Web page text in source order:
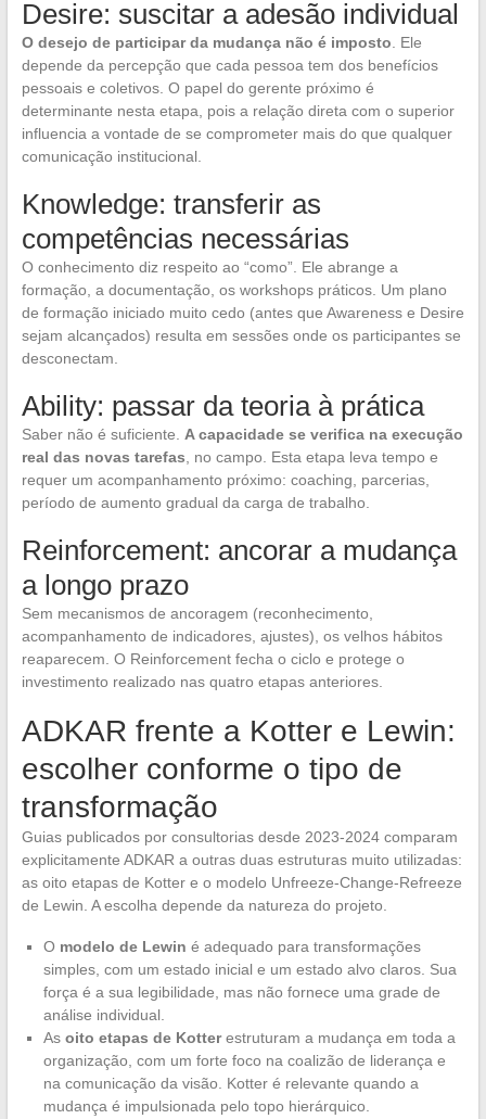
Desire: suscitar a adesão individual
O desejo de participar da mudança não é imposto. Ele
depende da percepção que cada pessoa tem dos benefícios
pessoais e coletivos. O papel do gerente próximo é
determinante nesta etapa, pois a relação direta com o superior
influencia a vontade de se comprometer mais do que qualquer
comunicação institucional.
Knowledge: transferir as
competências necessárias
O conhecimento diz respeito ao “como”. Ele abrange a
formação, a documentação, os workshops práticos. Um plano
de formação iniciado muito cedo (antes que Awareness e Desire
sejam alcançados) resulta em sessões onde os participantes se
desconectam.
Ability: passar da teoria à prática
Saber não é suficiente. A capacidade se verifica na execução
real das novas tarefas, no campo. Esta etapa leva tempo e
requer um acompanhamento próximo: coaching, parcerias,
período de aumento gradual da carga de trabalho.
Reinforcement: ancorar a mudança
a longo prazo
Sem mecanismos de ancoragem (reconhecimento,
acompanhamento de indicadores, ajustes), os velhos hábitos
reaparecem. O Reinforcement fecha o ciclo e protege o
investimento realizado nas quatro etapas anteriores.
ADKAR frente a Kotter e Lewin:
escolher conforme o tipo de
transformação
Guias publicados por consultorias desde 2023-2024 comparam
explicitamente ADKAR a outras duas estruturas muito utilizadas:
as oito etapas de Kotter e o modelo Unfreeze-Change-Refreeze
de Lewin. A escolha depende da natureza do projeto.
O modelo de Lewin é adequado para transformações
simples, com um estado inicial e um estado alvo claros. Sua
força é a sua legibilidade, mas não fornece uma grade de
análise individual.
As oito etapas de Kotterestruturam a mudança em toda a
organização, com um forte foco na coalizão de liderança e
na comunicação da visão. Kotter é relevante quando a
mudança é impulsionada pelo topo hierárquico.